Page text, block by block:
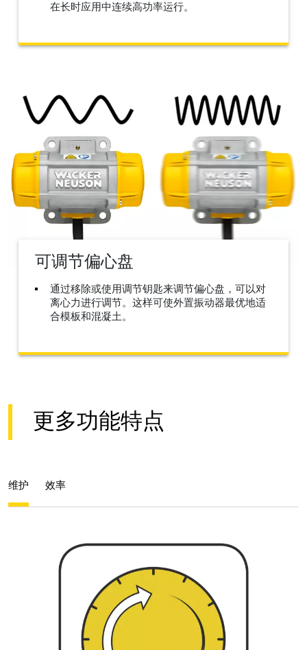
在长时应用中连续高功率运行。
可调节偏心盘
通过移除或使用调节钥匙来调节偏心盘，可以对
离心力进行调节。这样可使外置振动器最优地适
合模板和混凝土。
更多功能特点
维护 效率